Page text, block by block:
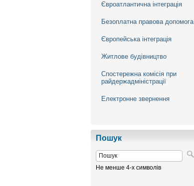
Євроатлантична інтеграція
Безоплатна правова допомога
Європейська інтеграція
Житлове будівництво
Спостережна комісія при
райдержадміністрації
Електронне звернення
Пошук
Не менше 4-х символів